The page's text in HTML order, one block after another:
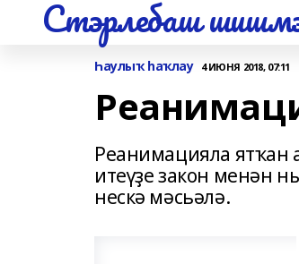
Стэрлебаш
Һаулыҡ һаҡлау 4 ИЮНЯ 2018, 07:11
Реанимацияла ятҡан
итеүҙе закон менән
нескә мәсьәлә.